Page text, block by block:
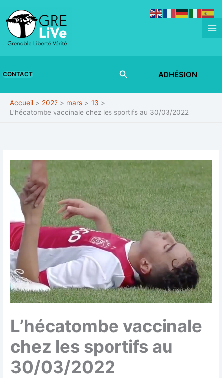
contenu
CONTACT RechercherADHÉSION
Accueil 2022 mars
13
L’hécatombe vaccinale chez les sportifs au 30/03/2022
L’hécatombe vaccinale
chez les sportifs au
30/03/2022